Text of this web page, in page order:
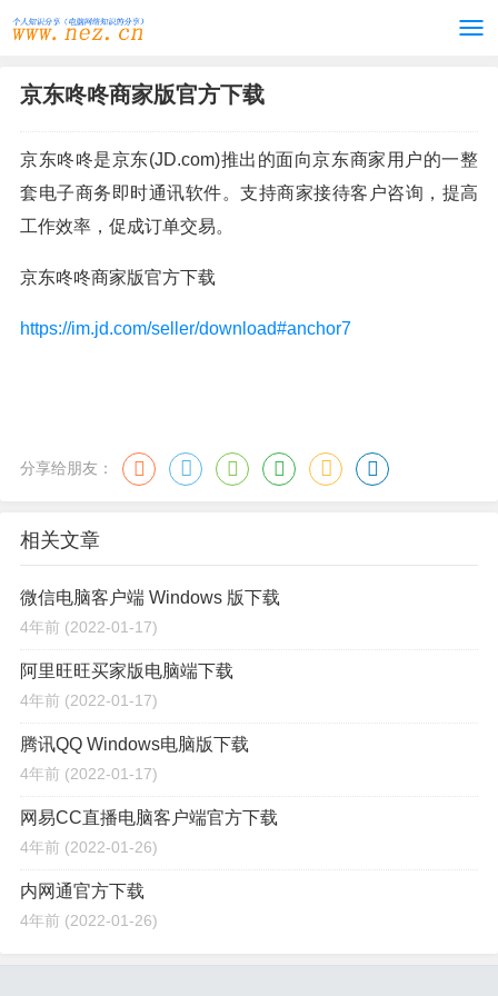
京东咚咚商家版官方下载
京东咚咚是京东(JD.com)推出的面向京东商家用户的一整
套电子商务即时通讯软件。支持商家接待客户咨询，提高
工作效率，促成订单交易。
京东咚咚商家版官方下载
https://im.jd.com/seller/download#anchor7
分享给朋友：
相关文章
微信电脑客户端 Windows 版下载
4年前 (2022-01-17)
阿里旺旺买家版电脑端下载
4年前 (2022-01-17)
腾讯QQ Windows电脑版下载
4年前 (2022-01-17)
网易CC直播电脑客户端官方下载
4年前 (2022-01-26)
内网通官方下载
4年前 (2022-01-26)